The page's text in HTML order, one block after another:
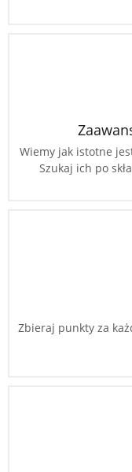
Wiemy jak istotne
Szukaj ich po
Zbieraj punkty za